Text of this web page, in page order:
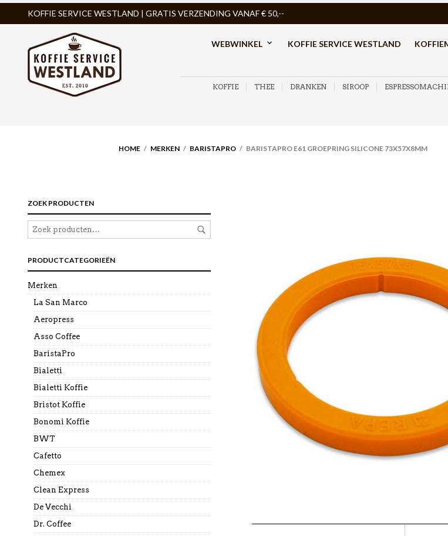
KOFFIE SERVICE WESTLAND | GRATIS VERZENDING VANAF € 50,--
WEBWINKEL KOFFIE SERVICE WESTLAND
KOFFIE THEE DRANKEN SIROOP
HOME / MERKEN / BARISTAPRO / BARISTAPRO E61 GROEPRING SILICONE 73X57X8MM
ZOEK PRODUCTEN
PRODUCTCATEGORIEËN
Merken
La San Marco
Aeropress
Asso Coffee
BaristaPro
Bialetti
Bialetti Koffie
Bristot Koffie
Bonomi Koffie
BWT
Cafetto
Chemex
Clean Express
De Vecchi
Dr. Coffee